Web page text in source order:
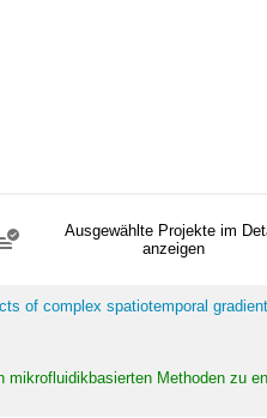
Ausgewählte Projekte im
anzeigen
of complex spatiotemporal
Methoden zu